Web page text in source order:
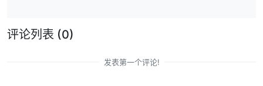
评论列表 (0)
发表第一个评论!